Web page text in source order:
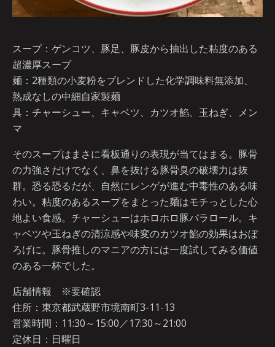
スープ：ゲンコツ、豚足、豚皮から抽出した粘度のある
超濃厚スープ
麺：2種類の小麦粉をブレンドした化学調味料無添加、
熟成なしの中細自家製麺
具：チャーシュー、キャベツ、カツオ餡、玉ねぎ、メン
マ
そのスープはまさに看板通りの表現が当てはまる。豚骨
の力強さだけでなく、鼻を抜ける豚骨臭の破壊力は抜
群。恐る恐るだが、自然にレンゲが進む中毒性のある味
わい。粘度のあるスープをまとった麺はモチっとした心
地よい食感。チャーシューはホロホロ豚バラロール。キ
ャベツや玉ねぎの清涼感や味変のカツオ餡の効果はおぼ
ろげに。豚骨推しのマニアの方には一度試してみる価値
のある一杯でした。
店舗情報 ※要確認
住所：東京都武蔵野市境南町3-11-13
営業時間：11:30～15:00／17:30～21:00
定休日：日曜日